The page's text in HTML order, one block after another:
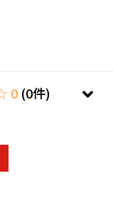
Coating(光
活性炭)
0 (0件)